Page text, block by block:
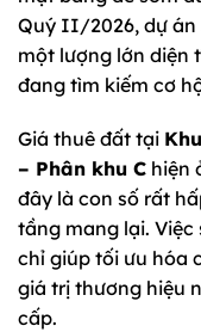
Quý II/2026, dự án
một lượng lớn diện
đang tìm kiếm cơ
Giá thuê đất tại
– Phân khu C hiện
đây là con số rất
tầng mang lại.
chỉ giúp tối ưu hóa
giá trị thương hiệu
cấp.